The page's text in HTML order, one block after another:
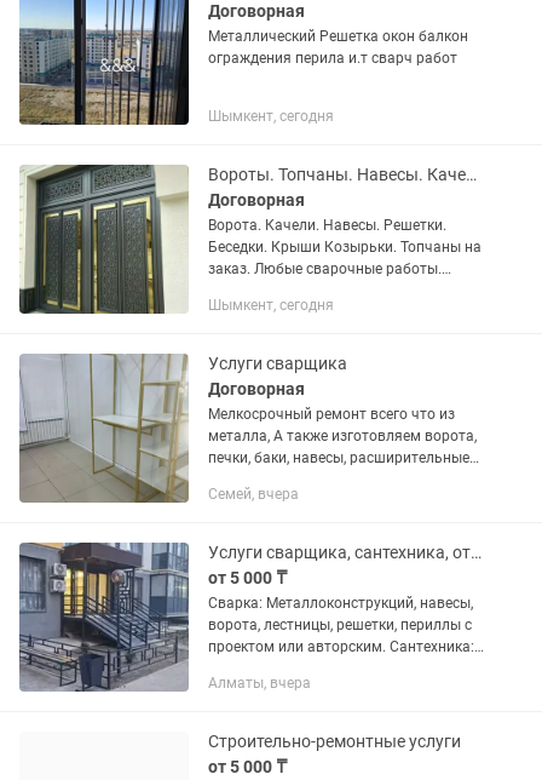
Договорная
Металлический Решетка окон балкон
ограждения перила и.т сварч работ
Шымкент, сегодня
Вороты. Топчаны. Навесы. Качели. Беседки. Покраска ворот.Сварочные работы.
Договорная
Ворота. Качели. Навесы. Решетки.
Беседки. Крыши Козырьки. Топчаны на
заказ. Любые сварочные работы.
ворот. Покраска ворот.Крыш
растворителям...
Шымкент, сегодня
Услуги сварщика
Договорная
Мелкосрочный ремонт всего что из
металла, А также изготовляем ворота,
печки, баки, навесы, расширительные
двери, заборы, и многое другое. Быстро
Семей, вчера
Услуги сварщика, сантехника, отопления любой сложности. Опыт работы 20лет
от 5 000 ₸
Сварка: Металлоконструкций, навесы,
ворота, лестницы, решетки, периллы с
проектом или авторским. Сантехника:
теплообменников, элеваторы, а так же
Алматы, вчера
Строительно-ремонтные услуги
от 5 000 ₸